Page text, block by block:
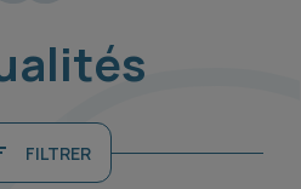
FILTRER